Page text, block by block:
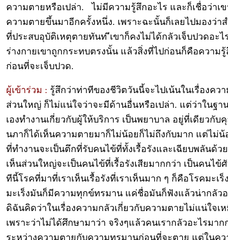
ความตายหรือเปล่า. ไม่มีความรู้สึกอะไร และก็เชื่อว่าเ
ความตายขึ้นมาอีกครั้งหนึ่ง. เพราะฉะนั้นก็เลยไปมองว่า
ที่ประสบอุบัติเหตุตายทันท ีเขาก็คงไม่ได้กลัวเจ็บปวดอะไ
ร่างกายเขาถูกกระทบตรงนั้น แล้วสิ่งที่ไปก่อนก็คือความ
ก่อนที่จะเจ็บปวด.
ผู้เข้าร่วม : รู้สึกว่าท่าทีของชีวิตวันนี้จะไปเน้นในเรื่องคว
ส่วนใหญ่ ก็ไม่แน่ใจว่าจะมีด้านอื่นหรือเปล่า. แต่ว่าในฐา
เองทำงานเกี่ยวกับผู้ให้บริการ เป็นพยาบาล อยู่ที่เดียวกับ
นภาก็ได้เห็นความตายมาก็ไม่น้อยก็ไม่ถึงกับมาก แต่ไม่
ที่ทำงานจะเป็นตึกที่รับคนไข้ที่ทั้งเรื้อรังและเฉียบพลันด้วย
เห็นส่วนใหญ่จะเป็นคนไข้ที่เรื้อรังเสียมากกว่า เป็นคนไข้
ทีนี้โรคที่มาที่เราเห็นเรื้อรังที่เราเห็นมาก ๆ ก็คือโรคมะเร็
มะเร็งมันก็มีความทุกข์ทรมาน แค่ชื่อมันก็ฟังแล้วน่ากลัว
ดิฉันคิดว่าในเรื่องความกลัวเกี่ยวกับความตายไม่แน่ใจเ
เพราะว่าไม่ได้ศึกษามาว่า จริงๆแล้วคนเรากลัวอะไรมาก
ระหว่างความตายกับความทรมานก่อนที่จะตาย แต่ในค